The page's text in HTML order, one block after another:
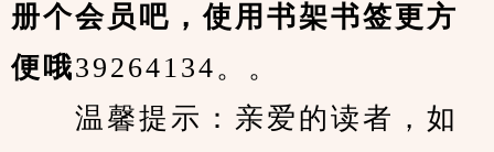
册个会员吧，使用书架书签更方
便哦39264134。。
温馨提示：亲爱的读者，如